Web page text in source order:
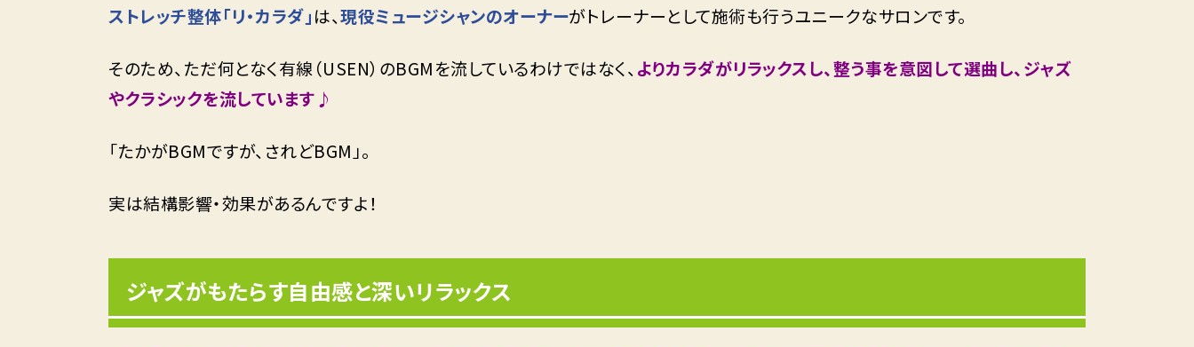
ストレッチ整体「リ・カラダ」は、現役ミュージシャンのオーナーがトレーナーとして施術も行うユニークなサロンです。
そのため、ただ何となく有線（USEN）のBGMを流しているわけではなく、 よりカラダがリラックスし、整う事を意図して選曲し、ジャズ
やクラシックを流しています♪
「たかがBGMですが、されどBGM」。
実は結構影響・効果があるんですよ！
ジャズがもたらす自由感と深いリラックス